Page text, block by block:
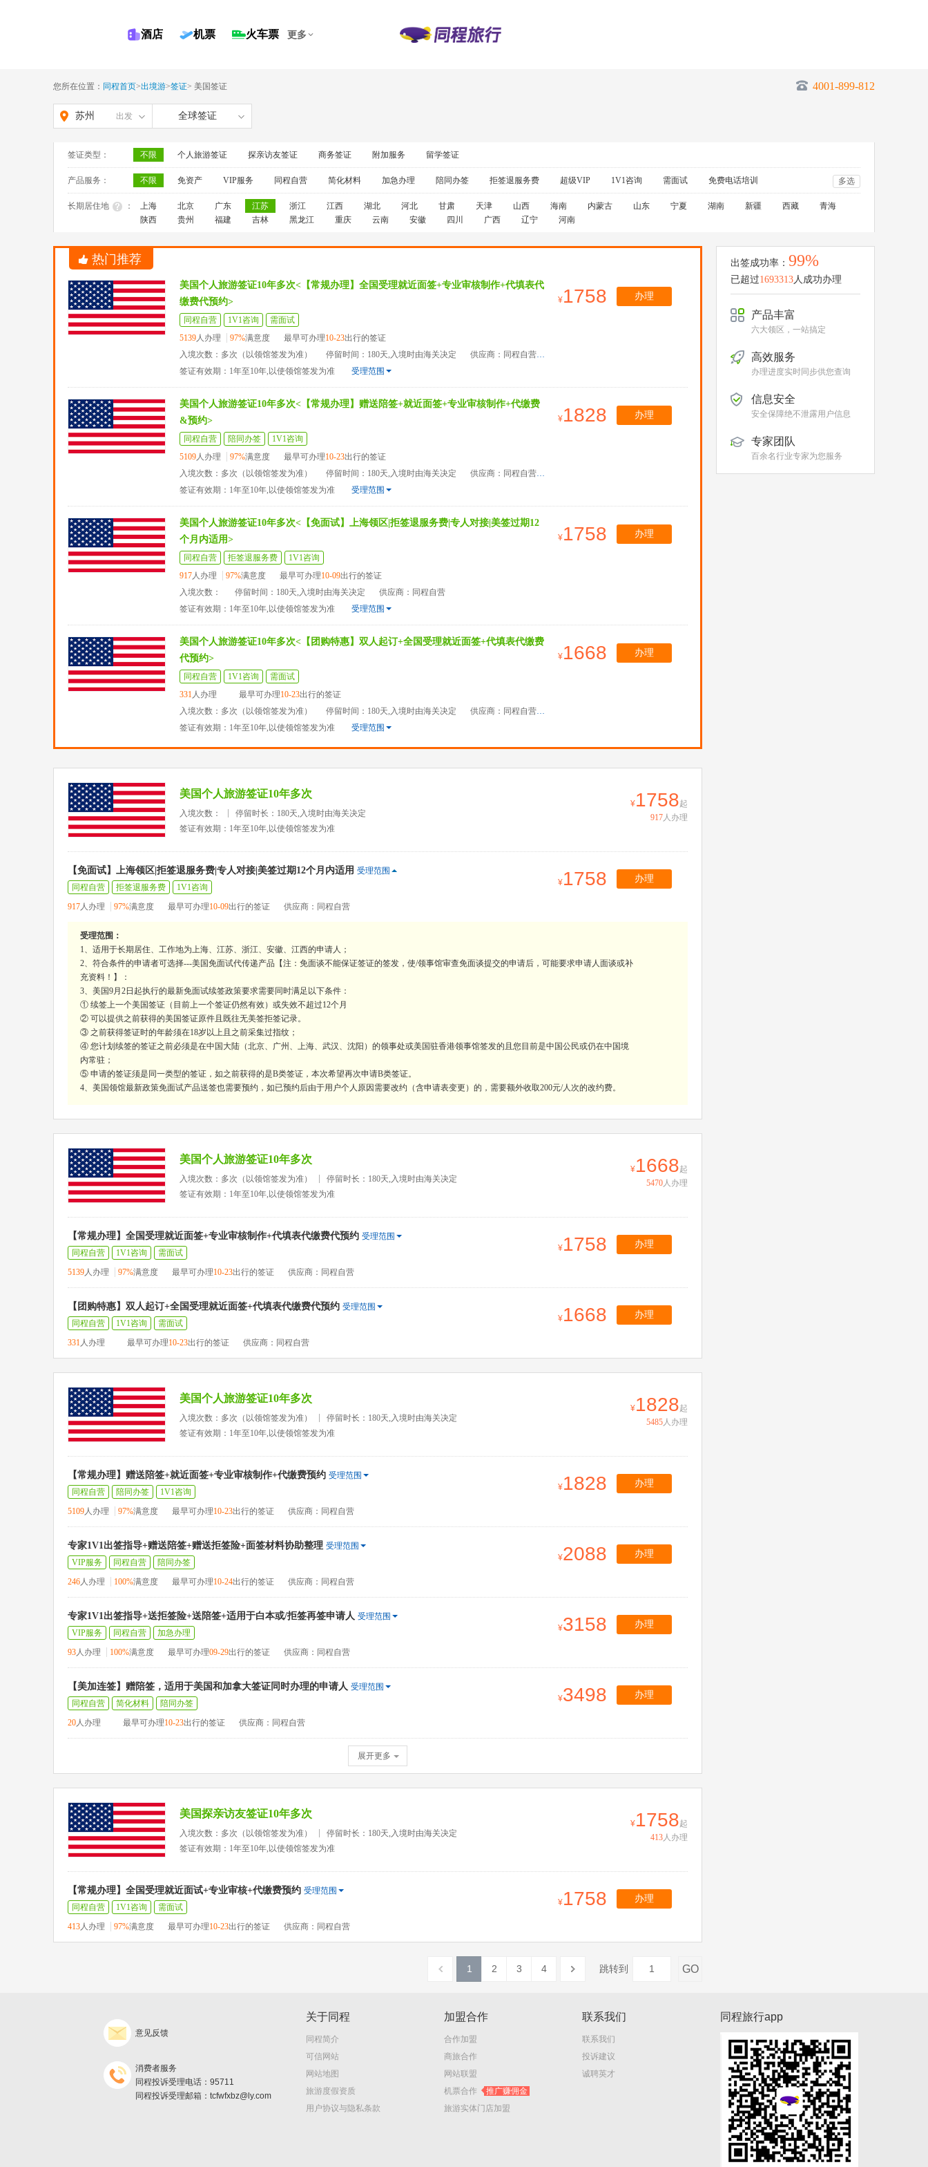
酒店 机票 火车票 更多
您所在位置： 同程首页>出境游>签证> 美国签证 4001-899-812
苏州 出发 全球签证
签证类型： 不限 个人旅游签证 探亲访友签证 商务签证 附加服务 留学签证
产品服务： 不限 免资产 VIP服务 同程自营 简化材料 加急办理 陪同办签 拒签退服务费 超级VIP 1V1咨询 需面试 免费电话培训 多选
长期居住地 ： 上海 北京 广东 江苏 浙江 江西 湖北 河北 甘肃 天津 山西 海南 内蒙古 山东 宁夏 湖南 新疆 西藏
青海
陕西
贵州 福建 吉林 黑龙江 重庆 云南 安徽 四川 广西 辽宁 河南
热门推荐
美国个人旅游签证10年多次<【常规办理】全国受理就近面签+专业审核制作+代填表代
缴费代预约>
同程自营 1V1咨询
需面试
5139人办理 97%满意度 最早可办理10-23出行的签证
入境次数：多次（以领馆签发为准）
停留时间：180天,入境时由海关决定
供应商：同程自营
签证有效期：1年至10年,以使领馆签发为准
受理范围
1758 办理
美国个人旅游签证10年多次<【常规办理】赠送陪签+就近面签+专业审核制作+代缴费
&预约>
同程自营 陪同办签
1V1咨询
5109人办理 97%满意度 最早可办理10-23出行的签证
入境次数：多次（以领馆签发为准）
停留时间：180天,入境时由海关决定
供应商：同程自营
签证有效期：1年至10年,以使领馆签发为准
受理范围
1828 办理
美国个人旅游签证10年多次<【免面试】上海领区|拒签退服务费|专人对接|美签过期12
个月内适用>
同程自营 拒签退服务费
1V1咨询
917人办理 97%满意度 最早可办理10-09出行的签证
入境次数：
停留时间：180天,入境时由海关决定
供应商：同程自营
签证有效期：1年至10年,以使领馆签发为准
受理范围
1758 办理
美国个人旅游签证10年多次<【团购特惠】双人起订+全国受理就近面签+代填表代缴费
代预约>
同程自营 1V1咨询
需面试
331人办理 最早可办理10-23出行的签证
入境次数：多次（以领馆签发为准）
停留时间：180天,入境时由海关决定
供应商：同程自营
签证有效期：1年至10年,以使领馆签发为准
受理范围
1668 办理
美国个人旅游签证10年多次
入境次数：
停留时长：180天,入境时由海关决定
签证有效期：1年至10年,以使领馆签发为准
1758起
917人办理
【免面试】上海领区|拒签退服务费|专人对接|美签过期12个月内适用 受理范围
同程自营
拒签退服务费
1V1咨询
917人办理 97%满意度 最早可办理10-09出行的签证 供应商：同程自营
1758 办理
受理范围：
1、适用于长期居住、工作地为上海、江苏、浙江、安徽、江西的申请人；
2、符合条件的申请者可选择---美国免面试代传递产品【注：免面谈不能保证签证的签发，使/领事馆审查免面谈提交的申请后，可能要求申请人面谈或补
充资料！】：
3、美国9月2日起执行的最新免面试续签政策要求需要同时满足以下条件：
① 续签上一个美国签证（目前上一个签证仍然有效）或失效不超过12个月
② 可以提供之前获得的美国签证原件且既往无美签拒签记录。
③ 之前获得签证时的年龄须在18岁以上且之前采集过指纹；
④ 您计划续签的签证之前必须是在中国大陆（北京、广州、上海、武汉、沈阳）的领事处或美国驻香港领事馆签发的且您目前是中国公民或仍在中国境
内常驻；
⑤ 申请的签证须是同一类型的签证，如之前获得的是B类签证，本次希望再次申请B类签证。
4、美国领馆最新政策免面试产品送签也需要预约，如已预约后由于用户个人原因需要改约（含申请表变更）的，需要额外收取200元/人次的改约费。
美国个人旅游签证10年多次
入境次数：多次（以领馆签发为准）
停留时长：180天,入境时由海关决定
签证有效期：1年至10年,以使领馆签发为准
1668起
5470人办理
【常规办理】全国受理就近面签+专业审核制作+代填表代缴费代预约 受理范围
同程自营
1V1咨询
需面试
5139人办理 97%满意度 最早可办理10-23出行的签证 供应商：同程自营
1758 办理
【团购特惠】双人起订+全国受理就近面签+代填表代缴费代预约 受理范围
同程自营
1V1咨询
需面试
331人办理 最早可办理10-23出行的签证 供应商：同程自营
1668 办理
美国个人旅游签证10年多次
入境次数：多次（以领馆签发为准）
停留时长：180天,入境时由海关决定
签证有效期：1年至10年,以使领馆签发为准
1828起
5485人办理
【常规办理】赠送陪签+就近面签+专业审核制作+代缴费预约 受理范围
同程自营
陪同办签
1V1咨询
5109人办理 97%满意度 最早可办理10-23出行的签证 供应商：同程自营
1828 办理
专家1V1出签指导+赠送陪签+赠送拒签险+面签材料协助整理 受理范围
VIP服务
同程自营
陪同办签
246人办理 100%满意度 最早可办理10-24出行的签证 供应商：同程自营
2088 办理
专家1V1出签指导+送拒签险+送陪签+适用于白本或/拒签再签申请人 受理范围
VIP服务
同程自营
加急办理
93人办理 100%满意度 最早可办理09-29出行的签证 供应商：同程自营
3158 办理
【美加连签】赠陪签，适用于美国和加拿大签证同时办理的申请人 受理范围
同程自营
简化材料
陪同办签
20人办理 最早可办理10-23出行的签证 供应商：同程自营
3498 办理
展开更多
美国探亲访友签证10年多次
入境次数：多次（以领馆签发为准）
停留时长：180天,入境时由海关决定
签证有效期：1年至10年,以使领馆签发为准
1758起
413人办理
【常规办理】全国受理就近面试+专业审核+代缴费预约 受理范围
同程自营
1V1咨询
需面试
413人办理 97%满意度 最早可办理10-23出行的签证 供应商：同程自营
1758 办理
1 2 3 4 跳转到 GO
出签成功率： 99%
已超过1693313人成功办理
产品丰富
六大领区，一站搞定
高效服务
办理进度实时同步供您查询
信息安全
安全保障绝不泄露用户信息
专家团队
百余名行业专家为您服务
意见反馈
消费者服务
同程投诉受理电话：95711
同程投诉受理邮箱：tcfwfxbz@ly.com
关于同程
同程简介
可信网站
网站地图
旅游度假资质
用户协议与隐私条款
加盟合作
合作加盟
商旅合作
网站联盟
机票合作
推广赚佣金
旅游实体门店加盟
联系我们
联系我们
投诉建议
诚聘英才
同程旅行app